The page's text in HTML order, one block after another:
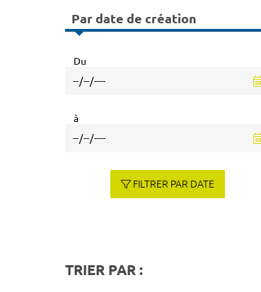
Par date de création
Du
à
FILTRER PAR DATE
TRIER PAR :